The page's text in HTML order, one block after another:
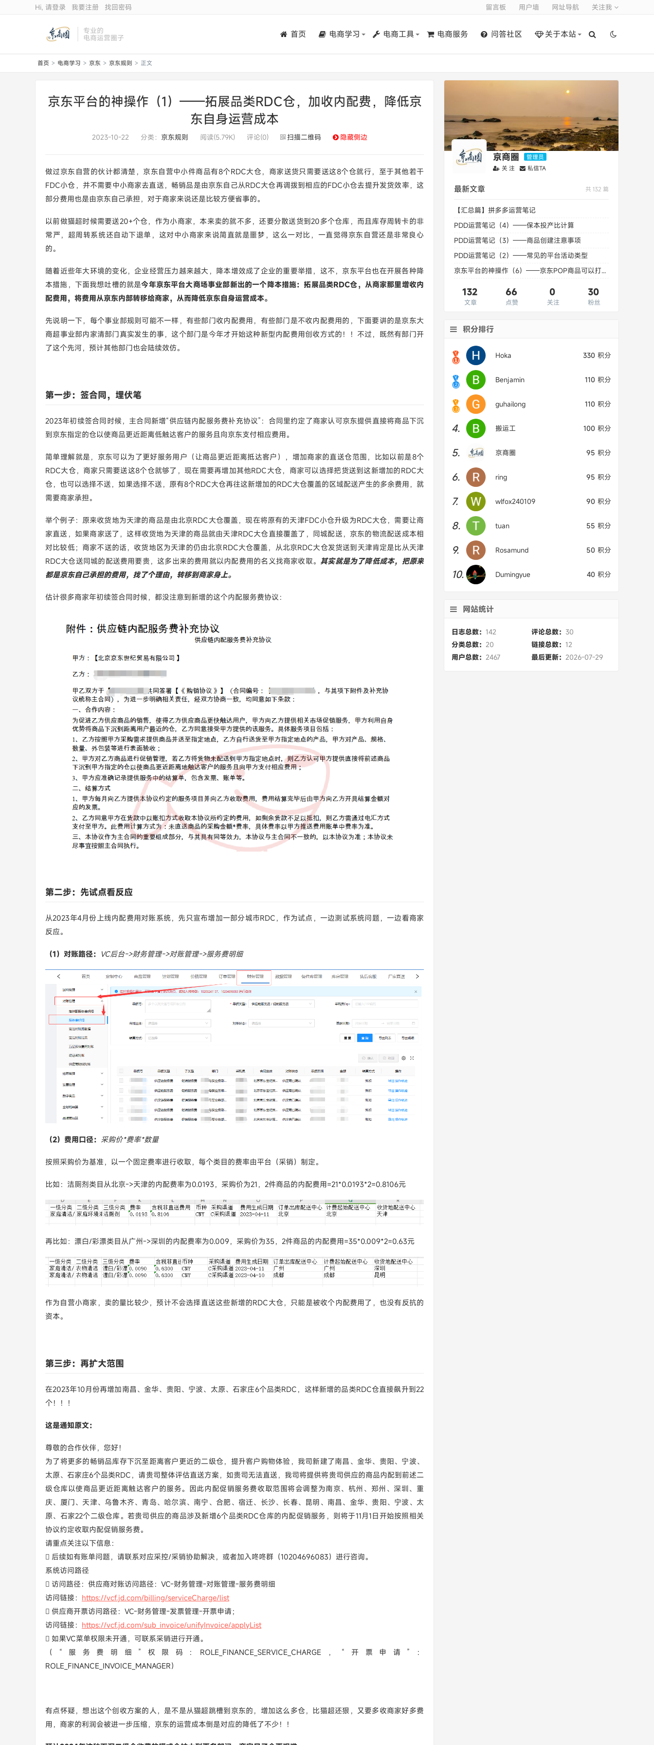
留言板 用户墙 网址导航 关注我
Hi, 请登录 我要注册 找回密码
专业的
电商运营圈子 首页 电商学习 电商工具 电商服务 问答社区 关于本站
首页 > 电商学习 > 京东 > 京东规则 > 正文
京东平台的神操作（1）——拓展品类RDC仓，加收内配费，降低京
东自身运营成本
2023-10-22 分类： 京东规则 阅读(5.79K) 评论(0) 扫描二维码 隐藏侧边
做过京东自营的伙计都清楚，京东自营中小件商品有8个RDC大仓，商家送货只需要送这8个仓就行，至于其他若干
FDC小仓，并不需要中小商家去直送，畅销品是由京东自己从RDC大仓再调拨到相应的FDC小仓去提升发货效率，这
部分费用也是由京东自己承担，对于商家来说还是比较方便省事的。
以前做猫超时候需要送20+个仓，作为小商家，本来卖的就不多，还要分散送货到20多个仓库，而且库存周转卡的非
常严，超周转系统还自动下退单，这对中小商家来说简直就是噩梦，这么一对比，一直觉得京东自营还是非常良心
的。
随着近些年大环境的变化，企业经营压力越来越大，降本增效成了企业的重要举措，这不，京东平台也在开展各种降
本措施，下面我想吐槽的就是今年京东平台大商场事业部新出的一个降本措施：拓展品类RDC仓，从商家那里增收内
配费用，将费用从京东内部转移给商家，从而降低京东自身运营成本。
先说明一下，每个事业部规则可能不一样，有些部门收内配费用，有些部门是不收内配费用的，下面要讲的是京东大
商超事业部内家清部门真实发生的事，这个部门是今年才开始这种新型内配费用创收方式的！！不过，既然有部门开
了这个先河，预计其他部门也会陆续效仿。
第一步：签合同，埋伏笔
2023年初续签合同时候，主合同新增“供应链内配服务费补充协议”：合同里约定了商家认可京东提供直接将商品下沉
到京东指定的仓以使商品更近距离低触达客户的服务且向京东支付相应费用。
简单理解就是，京东可以为了更好服务用户（让商品更近距离抵达客户），增加商家的直送仓范围，比如以前是8个
RDC大仓，商家只需要送这8个仓就够了，现在需要再增加其他RDC大仓，商家可以选择把货送到这新增加的RDC大
仓，也可以选择不送，如果选择不送，原有8个RDC大仓再往这新增加的RDC大仓覆盖的区域配送产生的多余费用，就
需要商家承担。
举个例子：原来收货地为天津的商品是由北京RDC大仓覆盖，现在将原有的天津FDC小仓升级为RDC大仓，需要让商
家直送，如果商家送了，这样收货地为天津的商品就由天津RDC大仓直接覆盖了，同城配送，京东的物流配送成本相
对比较低；商家不送的话，收货地区为天津的仍由北京RDC大仓覆盖，从北京RDC大仓发货送到天津肯定是比从天津
RDC大仓送同城的配送费用要贵，这多出来的费用就以内配费用的名义找商家收取。 其实就是为了降低成本，把原来
都是京东自己承担的费用，找了个理由，转移到商家身上。
估计很多商家年初续签合同时候，都没注意到新增的这个内配服务费协议：
第二步：先试点看反应
从2023年4月份上线内配费用对账系统，先只宣布增加一部分城市RDC，作为试点，一边测试系统问题，一边看商家
反应。
（1）对账路径： VC后台->财务管理->对账管理->服务费明细
（2）费用口径： 采购价*费率*数量
按照采购价为基准，以一个固定费率进行收取，每个类目的费率由平台（采销）制定。
比如：洁厕剂类目从北京->天津的内配费率为0.0193，采购价为21，2件商品的内配费用=21*0.0193*2=0.8106元
再比如：漂白/彩漂类目从广州->深圳的内配费率为0.009，采购价为35，2件商品的内配费用=35*0.009*2=0.63元
作为自营小商家，卖的量比较少，预计不会选择直送这些新增的RDC大仓，只能是被收个内配费用了，也没有反抗的
资本。
第三步：再扩大范围
在2023年10月份再增加南昌、金华、贵阳、宁波、太原、石家庄6个品类RDC，这样新增的品类RDC仓直接飙升到22
个！！！
这是通知原文：
尊敬的合作伙伴，您好！
为了将更多的畅销品库存下沉至距离客户更近的二级仓，提升客户购物体验，我司新建了南昌、金华、贵阳、宁波、
太原、石家庄6个品类RDC，请贵司整体评估直送方案，如贵司无法直送，我司将提供将贵司供应的商品内配到前述二
级仓库以使商品更近距离触达客户的服务。因此内配促销服务费收取范围将会调整为南京、杭州、郑州、深圳、重
庆、厦门、天津、乌鲁木齐、青岛、哈尔滨、南宁、合肥、宿迁、长沙、长春、昆明、南昌、金华、贵阳、宁波、太
原、石家22个二级仓库。若贵司供应的商品涉及新增6个品类RDC仓库的内配促销服务，则将于11月1日开始按照相关
协议约定收取内配促销服务费。
请重点关注以下信息：
 后续如有账单问题，请联系对应采控/采销协助解决，或者加入咚咚群（10204696083）进行咨询。
系统访问路径
 访问路径：供应商对账访问路径：VC-财务管理-对账管理-服务费明细
访问链接： https://vcf.jd.com/billing/serviceCharge/list
 供应商开票访问路径：VC-财务管理-发票管理-开票申请；
访问链接： https://vcf.jd.com/sub_invoice/unifyInvoice/applyList
 如果VC菜单权限未开通，可联系采销进行开通。
（“服务费明细”权限码: ROLE_FINANCE_SERVICE_CHARGE，“开票申请”：
ROLE_FINANCE_INVOICE_MANAGER）
有点怀疑，想出这个创收方案的人，是不是从猫超跳槽到京东的，增加这么多仓，比猫超还狠，又要多收商家好多费
用，商家的利润会被进一步压缩，京东的运营成本倒是对应的降低了不少！！
京商圈 管理员
关 注 私信TA
最新文章 共 132 篇
【汇总篇】拼多多运营笔记
PDD运营笔记（4）——保本投产比计算
PDD运营笔记（3）——商品创建注意事项
PDD运营笔记（2）——常见的平台活动类型
京东平台的神操作（6）——京东POP商品可以打自营标了
132
文章
66
点赞
0
关注
30
粉丝
积分排行
Hoka 330 积分
Benjamin 110 积分
guhailong 110 积分
4. 搬运工 100 积分
5. 京商圈 95 积分
6. ring 95 积分
7. wlfox240109 90 积分
8. tuan 55 积分
9. Rosamund 50 积分
10. Dumingyue 40 积分
网站统计
日志总数： 142 评论总数： 30
分类总数： 20 链接总数： 12
用户总数： 2467 最后更新： 2026-07-29